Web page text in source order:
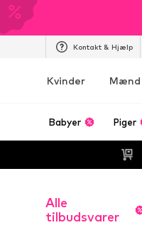
Kontakt & Hjælp
Kvinder Mænd
Babyer Piger
Alle
tilbudsvarer